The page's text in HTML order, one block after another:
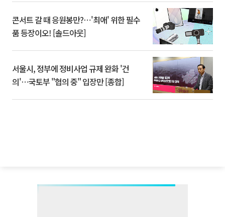
콘서트 갈 때 응원봉만?⋯'최애' 위한 필수
품 등장이오! [솔드아웃]
서울시, 정부에 정비사업 규제 완화 '건
의'⋯국토부 "협의 중" 입장만 [종합]